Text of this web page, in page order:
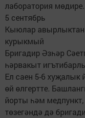
лаборатория мөдире.
5 сентябрь
Кыюлар авырлыктан
курыкмый
Бригадир Әзһәр
һәрвакыт
Ел саен 5-6 хуҗалык
өй өлгертте.
йорты һәм
төзегәндә дә